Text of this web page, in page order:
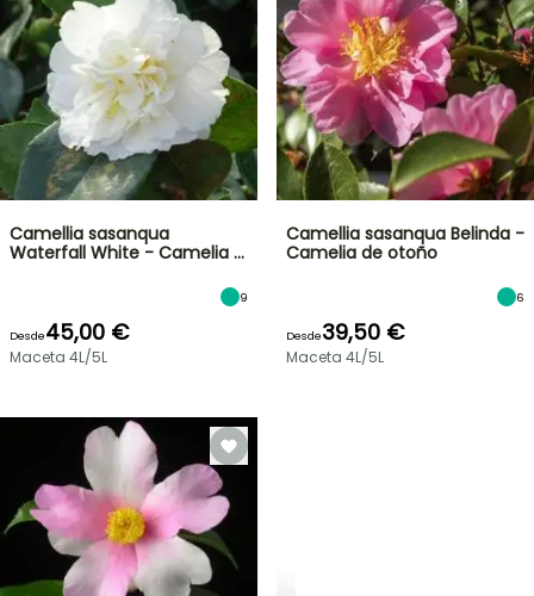
Camellia sasanqua
Waterfall White - Camelia …
9
Desde45,00 €
Maceta 4L/5L
Camellia sasanqua Belinda -
Camelia de otoño
6
Desde39,50 €
Maceta 4L/5L